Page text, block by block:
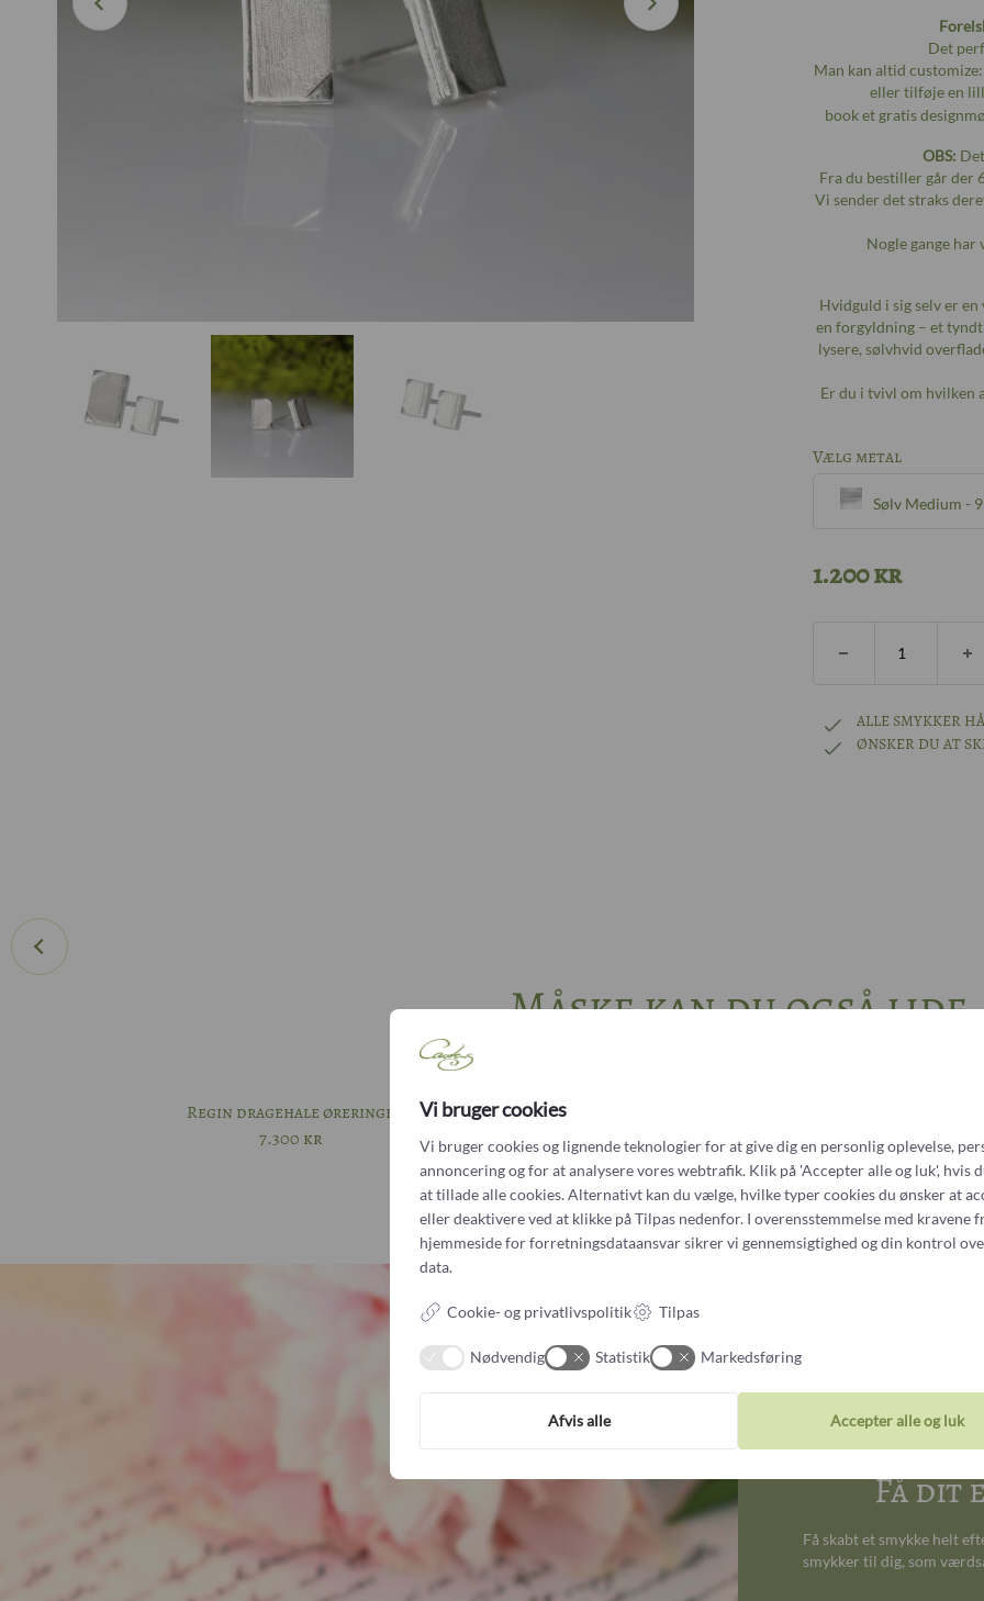
Det
Man kan altid
eller tilføje en
book et gratis
OBS:
Fra du bestiller går der
Vi sender det straks
Nogle gange har
Hvidguld i sig selv er
en forgyldning – et
lysere, sølvhvid
Er du i tvivl om hvilken
Vælg metal
8k guld
18k Guld
14k Hvidguld
14k Hvidguld
Sølv Medium -
1.200kr
ALLE SMYKKER
ØNSKER DU AT
Måske kan du også lide
Regin dragehale øreringe
7.300 kr
1.000kr
Få dit
Få skabt et smykke helt
smykker til dig, som
Vi bruger cookies
Vi bruger cookies og lignende teknologier for at give dig en personlig oplevelse,
annoncering og for at analysere vores webtrafik. Klik på 'Accepter alle og luk', hvis
at tillade alle cookies. Alternativt kan du vælge, hvilke typer cookies du ønsker at
eller deaktivere ved at klikke på Tilpas nedenfor. I overensstemmelse med kravene
hjemmeside for forretningsdataansvarsikrer vi gennemsigtighed og din kontrol
data.
Cookie- og privatlivspolitik Tilpas
Nødvendig Statistik Markedsføring
Afvis alle Accepter alle og luk